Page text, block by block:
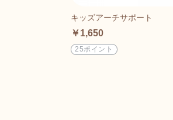
キッズアーチサポート
￥1,650
25ポイント